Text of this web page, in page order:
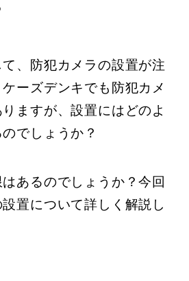
、防犯カメラの設置が注
ーズデンキでも防犯カメ
ますが、設置にはどのよ
でしょうか？
あるのでしょうか？今回
置について詳しく解説し